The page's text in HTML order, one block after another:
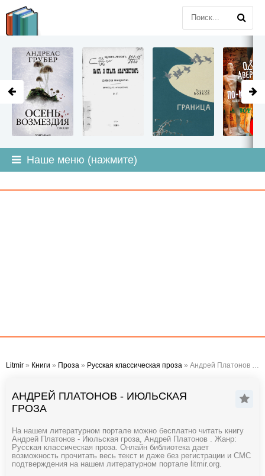
Наше меню (нажмите)
Litmir » Книги » Проза » Русская классическая проза » Андрей Платонов - Июльская гроза
АНДРЕЙ ПЛАТОНОВ - ИЮЛЬСКАЯ
ГРОЗА
На нашем литературном портале можно бесплатно читать книгу
Андрей Платонов - Июльская гроза, Андрей Платонов . Жанр:
Русская классическая проза. Онлайн библиотека дает
возможность прочитать весь текст и даже без регистрации и СМС
подтверждения на нашем литературном портале litmir.org.
LITMIR.ORG